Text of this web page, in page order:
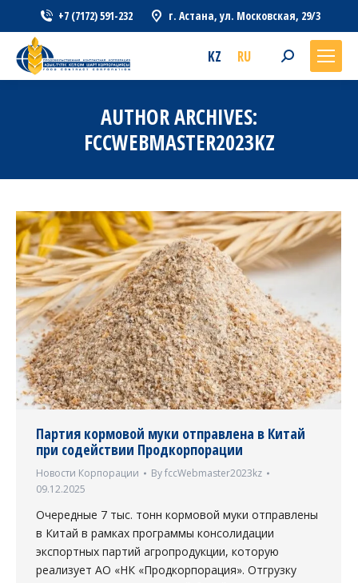
+7 (7172) 591-232 г. Астана, ул. Московская, 29/3
KZ RU Search:
AUTHOR ARCHIVES:
FCCWEBMASTER2023KZ
Партия кормовой муки отправлена в Китай
при содействии Продкорпорации
Новости Корпорации ByfccWebmaster2023kz
09.12.2025
Очередные 7 тыс. тонн кормовой муки отправлены
в Китай в рамках программы консолидации
экспортных партий агропродукции, которую
реализует АО «НК «Продкорпорация». Отгрузку